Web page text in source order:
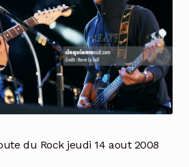
du Rock jeudi 14 aout 2008